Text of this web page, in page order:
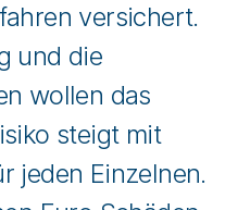
versichert.
und die
wollen das
steigt mit
jeden Einzelnen.